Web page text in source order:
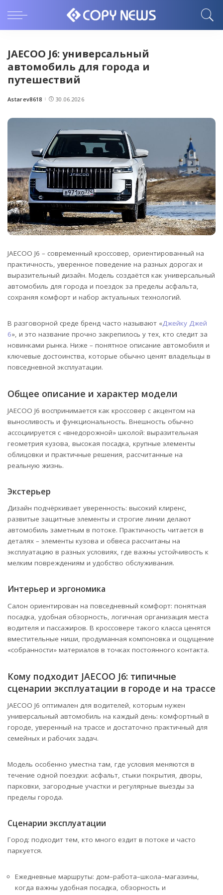
JAECOO J6: универсальный
автомобиль для города и
путешествий
Posted
Astarev8618 30.06.2026
JAECOO J6 – современный кроссовер, ориентированный на
практичность, уверенное поведение на разных дорогах и
выразительный дизайн. Модель создаётся как универсальный
автомобиль для города и поездок за пределы асфальта,
сохраняя комфорт и набор актуальных технологий.
В разговорной среде бренд часто называют «Джейку Джей
6», и это название прочно закрепилось у тех, кто следит за
новинками рынка. Ниже – понятное описание автомобиля и
ключевые достоинства, которые обычно ценят владельцы в
повседневной эксплуатации.
Общее описание и характер модели
JAECOO J6 воспринимается как кроссовер с акцентом на
выносливость и функциональность. Внешность обычно
ассоциируется с «внедорожной» школой: выразительная
геометрия кузова, высокая посадка, крупные элементы
облицовки и практичные решения, рассчитанные на
реальную жизнь.
Экстерьер
Дизайн подчёркивает уверенность: высокий клиренс,
развитые защитные элементы и строгие линии делают
автомобиль заметным в потоке. Практичность читается в
деталях – элементы кузова и обвеса рассчитаны на
эксплуатацию в разных условиях, где важны устойчивость к
мелким повреждениям и удобство обслуживания.
Интерьер и эргономика
Салон ориентирован на повседневный комфорт: понятная
посадка, удобная обзорность, логичная организация места
водителя и пассажиров. В кроссовере такого класса ценятся
вместительные ниши, продуманная компоновка и ощущение
«собранности» материалов в точках постоянного контакта.
Кому подходит JAECOO J6: типичные
сценарии эксплуатации в городе и на трассе
JAECOO J6 оптимален для водителей, которым нужен
универсальный автомобиль на каждый день: комфортный в
городе, уверенный на трассе и достаточно практичный для
семейных и рабочих задач.
Модель особенно уместна там, где условия меняются в
течение одной поездки: асфальт, стыки покрытия, дворы,
парковки, загородные участки и регулярные выезды за
пределы города.
Сценарии эксплуатации
Город: подходит тем, кто много ездит в потоке и часто
паркуется.
Ежедневные маршруты: дом–работа–школа–магазины,
когда важны удобная посадка, обзорность и